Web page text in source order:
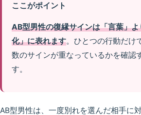
ここがポイント
AB型男性の復縁サインは「言葉」
化」に表れます。ひとつの行動だけ
数のサインが重なっているかを確認
す。
AB型男性は、一度別れを選んだ相手に